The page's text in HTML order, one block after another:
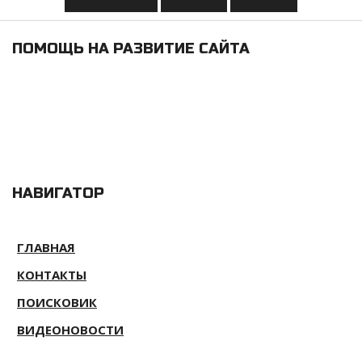
ПОМОЩЬ НА РАЗВИТИЕ САЙТА
НАВИГАТОР
ГЛАВНАЯ
КОНТАКТЫ
ПОИСКОВИК
ВИДЕОНОВОСТИ